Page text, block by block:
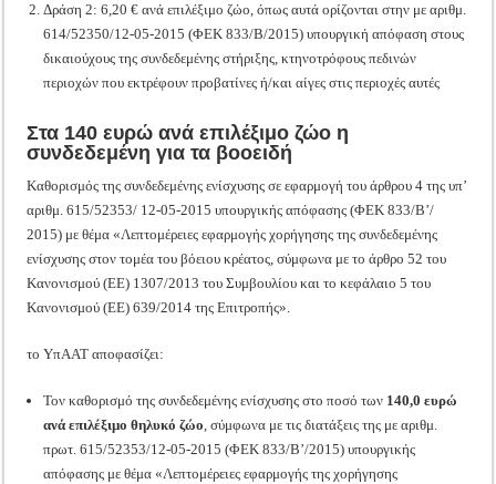
Δράση 2: 6,20 € ανά επιλέξιμο ζώο, όπως αυτά ορίζονται στην με αριθμ.
614/52350/12-05-2015 (ΦΕΚ 833/Β/2015) υπουργική απόφαση στους
δικαιούχους της συνδεδεμένης στήριξης, κτηνοτρόφους πεδινών
περιοχών που εκτρέφουν προβατίνες ή/και αίγες στις περιοχές αυτές
Στα 140 ευρώ ανά επιλέξιμο ζώο η
συνδεδεμένη για τα βοοειδή
Καθορισμός της συνδεδεμένης ενίσχυσης σε εφαρμογή του άρθρου 4 της υπ’
αριθμ. 615/52353/ 12-05-2015 υπουργικής απόφασης (ΦΕΚ 833/Β’/
2015) με θέμα «Λεπτομέρειες εφαρμογής χορήγησης της συνδεδεμένης
ενίσχυσης στον τομέα του βόειου κρέατος, σύμφωνα με το άρθρο 52 του
Κανονισμού (ΕΕ) 1307/2013 του Συμβουλίου και το κεφάλαιο 5 του
Κανονισμού (ΕΕ) 639/2014 της Επιτροπής».
το ΥπΑΑΤ αποφασίζει:
Τον καθορισμό της συνδεδεμένης ενίσχυσης στο ποσό των 140,0 ευρώ
ανά επιλέξιμο θηλυκό ζώο, σύμφωνα με τις διατάξεις της με αριθμ.
πρωτ. 615/52353/12-05-2015 (ΦΕΚ 833/Β’/2015) υπουργικής
απόφασης με θέμα «Λεπτομέρειες εφαρμογής της χορήγησης